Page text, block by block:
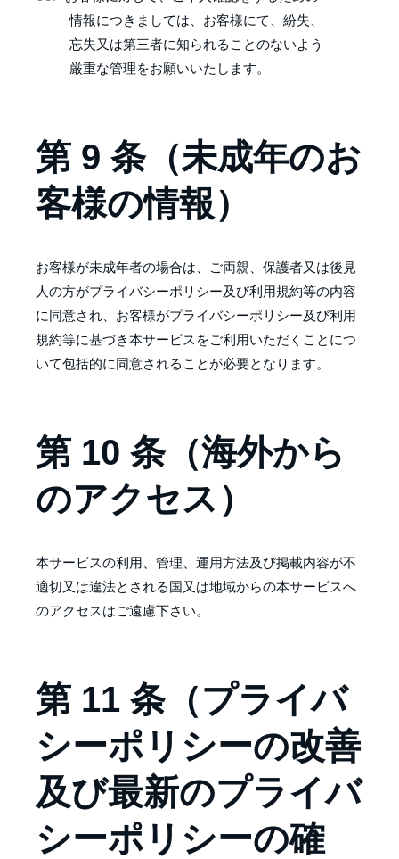
情報につきましては、お客様にて、紛失、
忘失又は第三者に知られることのないよう
厳重な管理をお願いいたします。
第 9 条（未成年のお
客様の情報）
お客様が未成年者の場合は、ご両親、保護者又は後見
人の方がプライバシーポリシー及び利用規約等の内容
に同意され、お客様がプライバシーポリシー及び利用
規約等に基づき本サービスをご利用いただくことにつ
いて包括的に同意されることが必要となります。
第 10 条（海外から
のアクセス）
本サービスの利用、管理、運用方法及び掲載内容が不
適切又は違法とされる国又は地域からの本サービスへ
のアクセスはご遠慮下さい。
第 11 条（プライバ
シーポリシーの改善
及び最新のプライバ
シーポリシーの確